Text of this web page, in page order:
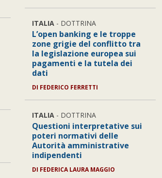
ITALIA- DOTTRINA
L’open banking e le troppe
zone grigie del conflitto tra
la legislazione europea sui
pagamenti e la tutela dei
dati
DI FEDERICO FERRETTI
ITALIA- DOTTRINA
Questioni interpretative sui
poteri normativi delle
Autorità amministrative
indipendenti
DI FEDERICA LAURA MAGGIO